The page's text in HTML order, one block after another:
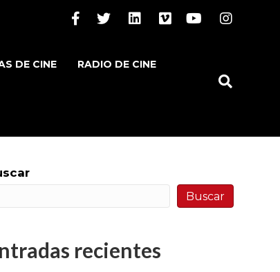
FacebookTwitterLinkedinVimeo YoutubeInstagram
DE CINE RADIO DE CINE
Buscar
recientes